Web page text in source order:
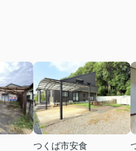
つくば市安食